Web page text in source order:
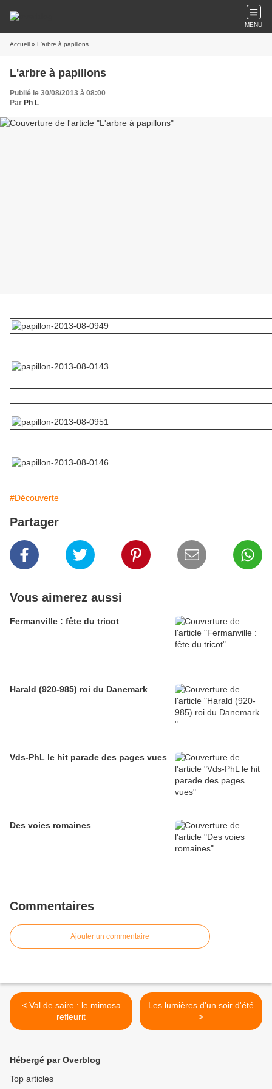
MENU
Accueil » L'arbre à papillons
L'arbre à papillons
Publié le 30/08/2013 à 08:00
Par Ph L
#Découverte
Partager
Vous aimerez aussi
Fermanville : fête du tricot
Harald (920-985) roi du Danemark
Vds-PhL le hit parade des pages vues
Des voies romaines
Commentaires
Ajouter un commentaire
< Val de saire : le mimosa
refleurit
Les lumières d'un soir d'été
>
Hébergé par Overblog
Top articles